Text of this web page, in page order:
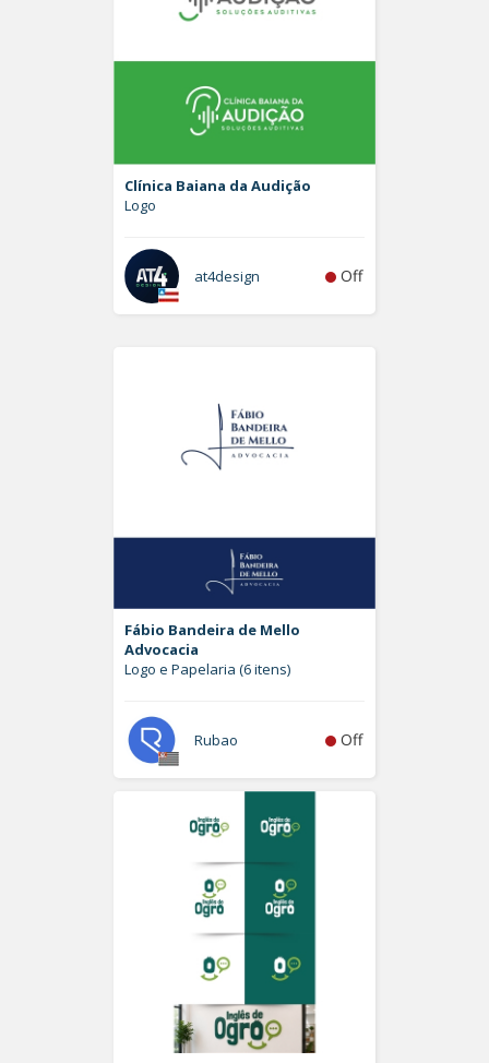
Clínica Baiana da Audição
Logo
at4design Off
Fábio Bandeira de Mello
Advocacia
Logo e Papelaria (6 itens)
Rubao Off